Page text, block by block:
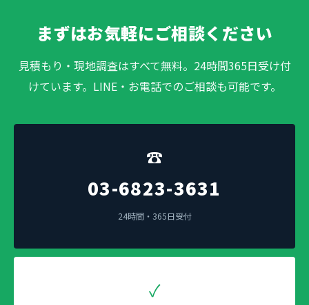
まずはお気軽にご相談ください
見積もり・現地調査はすべて無料。24時間365日受け付
けています。LINE・お電話でのご相談も可能です。
☎
03-6823-3631
24時間・365日受付
✓